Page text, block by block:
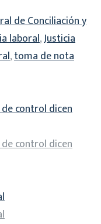
de Conciliación y
laboral,Justicia
,toma de nota
control dicen
control dicen